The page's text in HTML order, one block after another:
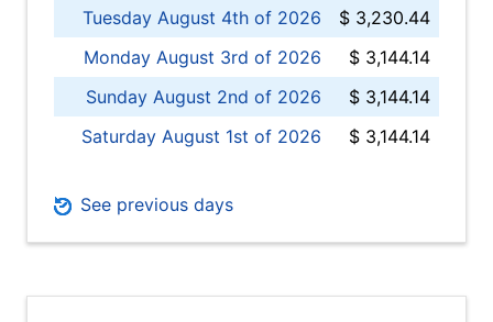
Tuesday August 4th of 2026
$ 3,230.44
Monday August 3rd of 2026
$ 3,144.14
Sunday August 2nd of 2026
$ 3,144.14
Saturday August 1st of 2026
$ 3,144.14
See previous days